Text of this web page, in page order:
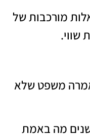
מורכבות של
שווי.
משפט שלא
מה באמת